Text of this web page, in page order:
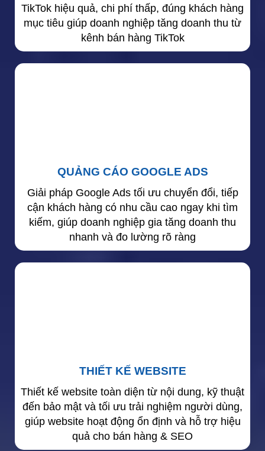
TikTok hiệu quả, chi phí thấp, đúng khách hàng
mục tiêu giúp doanh nghiệp tăng doanh thu từ
kênh bán hàng TikTok
QUẢNG CÁO GOOGLE ADS
Giải pháp Google Ads tối ưu chuyển đổi, tiếp
cận khách hàng có nhu cầu cao ngay khi tìm
kiếm, giúp doanh nghiệp gia tăng doanh thu
nhanh và đo lường rõ ràng
THIẾT KẾ WEBSITE
Thiết kế website toàn diện từ nội dung, kỹ thuật
đến bảo mật và tối ưu trải nghiệm người dùng,
giúp website hoạt động ổn định và hỗ trợ hiệu
quả cho bán hàng & SEO